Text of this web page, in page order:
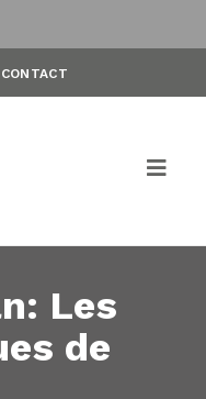
CONTACT
Les
de